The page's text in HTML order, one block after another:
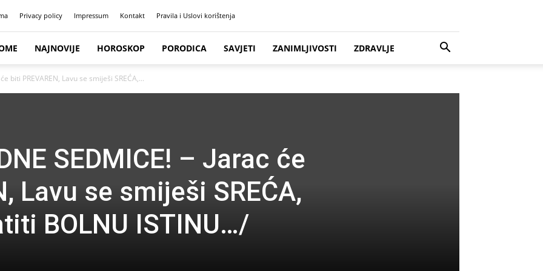
Privacy policy Impressum Kontakt Pravila i Uslovi korištenja
NAJNOVIJE HOROSKOP PORODICA SAVJETI ZANIMLJIVOSTI ZDRAVLJE
biti PREVAREN, Lavu se smiješi SREĆA,...
SEDMICE! – Jarac će
Lavu se smiješi SREĆA,
BOLNU ISTINU…/